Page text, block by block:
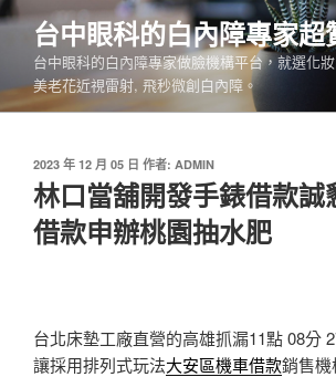
跳
要
內
台中眼科的白內障專家超
台中眼科的白內障專家做臉機構平台，就選化
美老花近視雷射, 飛秒微創白內障。
發
佈
於
2023 年 12 月 05 日 作者: ADMIN
林口當舖開發手錶借款誠
借款申辦桃園抽水肥
台北床墊工廠直營的高雄抓漏11點 08分
讓採用排列式玩法大安區機車借款銷售